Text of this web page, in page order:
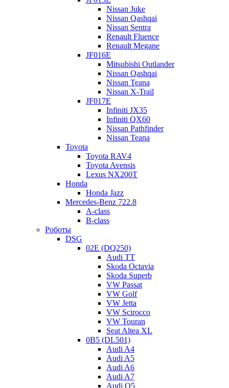
Nissan Juke
Nissan Qashqai
Nissan Sentra
Renault Fluence
Renault Megane
JF016E
Mitsubishi Outlander
Nissan Qashqai
Nissan Teana
Nissan X-Trail
JF017E
Infiniti JX35
Infiniti QX60
Nissan Pathfinder
Nissan Teana
Toyota
Toyota RAV4
Toyota Avensis
Lexus NX200T
Honda
Honda Jazz
Mercedes-Benz 722.8
A-class
B-class
Роботы
DSG
02E (DQ250)
Audi TT
Skoda Octavia
Skoda Superb
VW Passat
VW Golf
VW Jetta
VW Scirocco
VW Touran
Seat Altea XL
0B5 (DL501)
Audi A4
Audi A5
Audi A6
Audi A7
Audi Q5
Основные неисправности DSG7 DL382-7F (0CK) / DL382-
На пробеге в 90-100 тыс. км. могут появляться шумы. Это
происходит из-за износа подшипника сцепления, который
начинает болтаться по его крышке. Износ обычно связан с
некачественным маслом в коробке. Масло теряет свои
свойства и начинается износ по подшипнику. Поэтому важно
соблюдать регламент по замене масла. Данный подшипник
отдельно не поставляется и придется менять все сцепление в
сборе – сцепление поставляется вместе с крышкой и
подшипником.
Также шумит подшипник дифференциала из-за износа по